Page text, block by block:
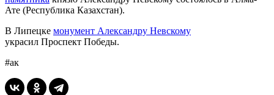
Ате (Республика Казахстан).
В Липецке монумент Александру Невскому
украсил Проспект Победы.
#ак